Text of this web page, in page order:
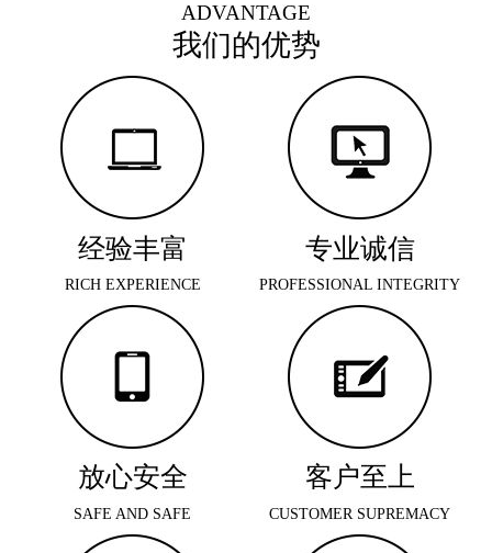
ADVANTAGE
我们的优势
经验丰富
RICH EXPERIENCE
专业诚信
PROFESSIONAL INTEGRITY
放心安全
SAFE AND SAFE
客户至上
CUSTOMER SUPREMACY